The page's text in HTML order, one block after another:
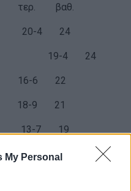
My Personal
βαθ.
4 24
19-4 24
6 22
18-9 21
7 19
8 17